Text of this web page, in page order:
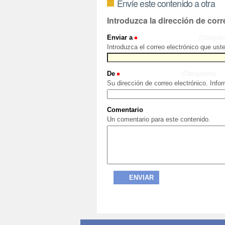
Envíe este contenido a otra
Introduzca la dirección de
Enviar a
Introduzca el correo electrónico que
De
Su dirección de correo electrónico.
Comentario
Un comentario para este contenido.